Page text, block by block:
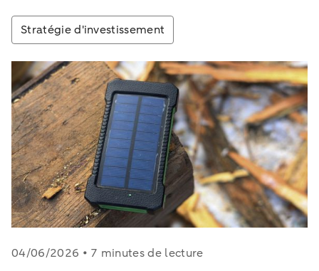
Stratégie d'investissement
04/06/2026 • 7 minutes de lecture